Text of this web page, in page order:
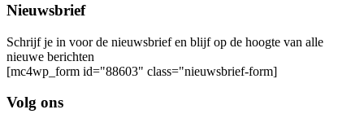
Nieuwsbrief
Schrijf je in voor de nieuwsbrief en blijf op de hoogte van alle
nieuwe berichten
[mc4wp_form id="88603" class="nieuwsbrief-form]
Volg ons